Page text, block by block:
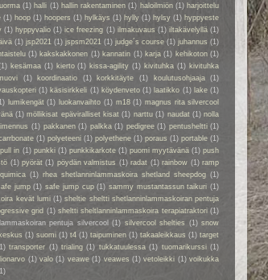
(1) halli (1) hallin rakentaminen (1) haloilmiön (1) harjoittelu
(1) hoop (1) hoopers (1) hylkäys (1) hylly (1) hylsy (1) hyppyeste
(1) hyppyvalio (1) ice freezing (1) ilmakuvaus (1) iltakävelyllä (1)
(1) jsp2021 (1) jspsm2021 (1) judge´s course (1) juhannus (1)
(1) kakskakkonen (1) kannatin (1) karja (1) kehikoton (1)
kesämaa (1) kierto (1) kissa-agility (1) kivituhka (1) kivituhka
(1) koordinaatio (1) korkkitäyte (1) koulutusohjaaja
(1)
(1) käsisirkkeli (1) köydenveto (1) laatikko (1) lake (1)
lumikengät (1) luokanvaihto (1) m18 (1) magnus rita silvercool
(1) möllikisat epäviralliset kisat (1) narttu (1) naudat (1) nolla
(1) pakkanen (1) palkka (1) pedigree (1) pentusheltti (1)
(1) polyeteeni (1) polyethene (1) poraus (1) portable (1)
pull in (1) punkki (1) punkkikarkote (1) puomi myytävänä (1) push
(1) pyörät (1) pöydän valmistus (1) radat (1) rainbow (1) ramp
(1) rhea shetlanninlammaskoira shetland sheepdog (1)
jump (1) safe jump cup (1) sammy mustantassun taikuri (1)
kevät lumi (1) sheltie sheltti shetlanninlammaskoiran pentuja
grid (1) sheltti sheltlanninlammaskoira terapiatraktori (1)
pentuja silvercool (1) silvercool shelties (1) snow
(1) suomi (1) t4 (1) taipuminen (1) takaaleikkaus (1) target
transporter (1) trialing (1) tukkatuulessa (1) tuomarikurssi (1)
(1) valo (1) veawe (1) veawes (1) vetoleikki (1) voikukka